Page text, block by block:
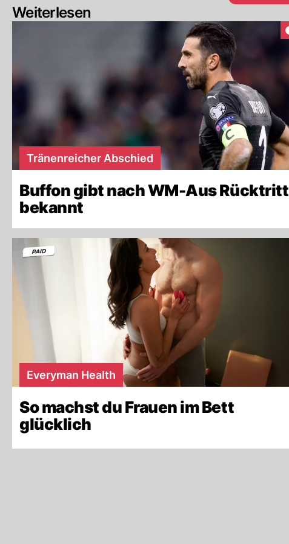
Weiterlesen
Tränenreicher Abschied
Buffon gibt nach WM-Aus Rücktritt
bekannt
Everyman Health
So machst du Frauen im Bett
glücklich